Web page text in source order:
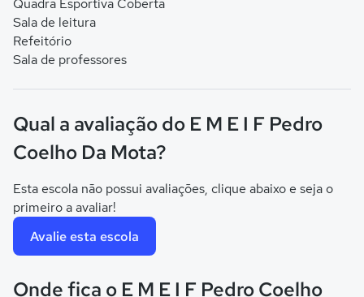
Quadra Esportiva Coberta
Sala de leitura
Refeitório
Sala de professores
Qual a avaliação do E M E I F Pedro
Coelho Da Mota?
Esta escola não possui avaliações, clique abaixo e seja o
primeiro a avaliar!
Avalie esta escola
Onde fica o E M E I F Pedro Coelho